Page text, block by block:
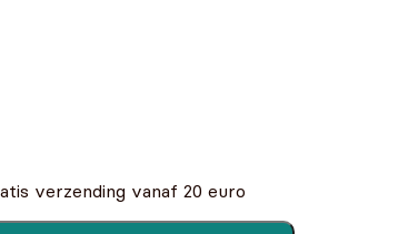
verzending vanaf 20 euro